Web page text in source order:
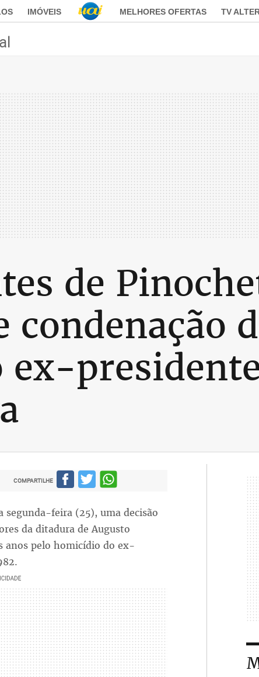
IMÓVEIS MELHORES OFERTAS TV
de
condenação
COMPARTILHE
segunda-feira (25), uma decisão
da ditadura de Augusto
anos pelo homicídio do ex-